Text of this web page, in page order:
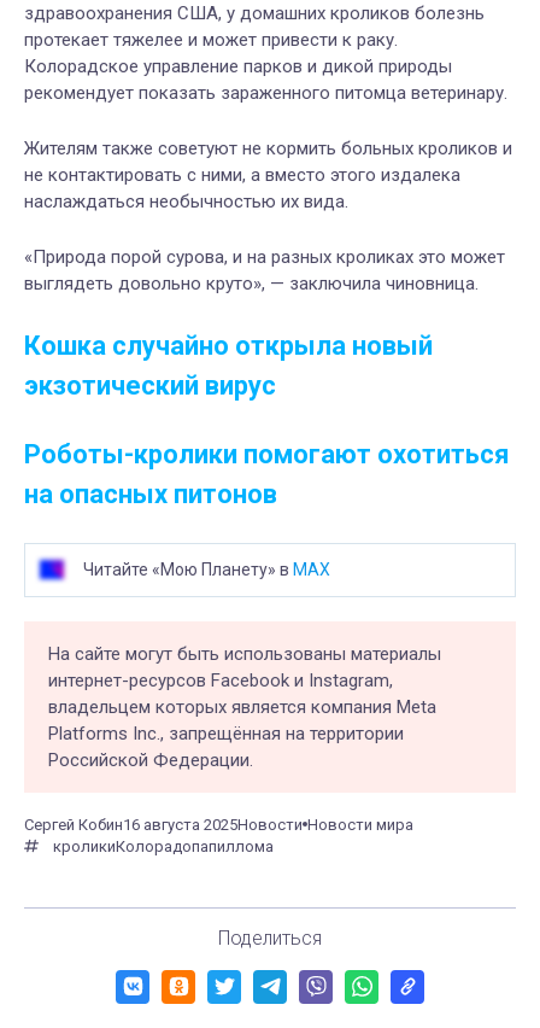
здравоохранения США, у домашних кроликов болезнь
протекает тяжелее и может привести к раку.
Колорадское управление парков и дикой природы
рекомендует показать зараженного питомца ветеринару.
Жителям также советуют не кормить больных кроликов и
не контактировать с ними, а вместо этого издалека
наслаждаться необычностью их вида.
«Природа порой сурова, и на разных кроликах это может
выглядеть довольно круто», — заключила чиновница.
Кошка случайно открыла новый
экзотический вирус
Роботы-кролики помогают охотиться
на опасных питонов
Читайте «Мою Планету» в MAX
На сайте могут быть использованы материалы
интернет-ресурсов Facebook и Instagram,
владельцем которых является компания Meta
Platforms Inc., запрещённая на территории
Российской Федерации.
Сергей Кобин16 августа 2025Новости Новости мира
кроликиКолорадопапиллома
Поделиться